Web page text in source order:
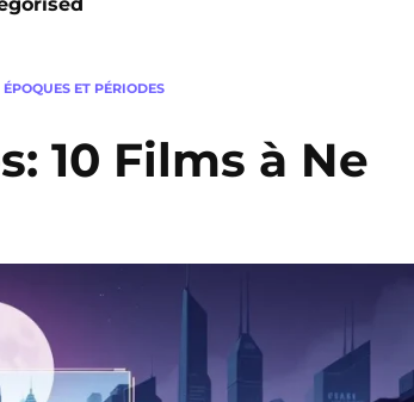
ÉPOQUES ET PÉRIODES
10 Films à Ne